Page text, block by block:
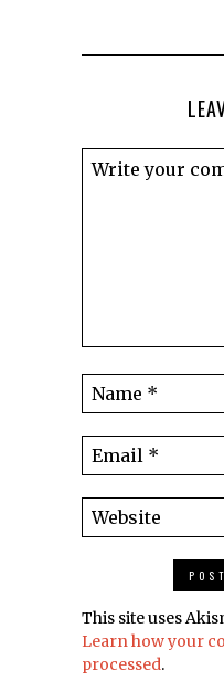
This site uses
Learn how your
processed.